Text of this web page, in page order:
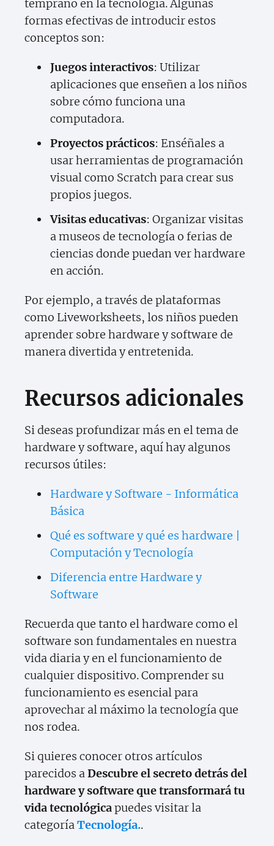
temprano en la tecnología. Algunas
formas efectivas de introducir estos
conceptos son:
Juegos interactivos: Utilizar
aplicaciones que enseñen a los niños
sobre cómo funciona una
computadora.
Proyectos prácticos: Enséñales a
usar herramientas de programación
visual como Scratch para crear sus
propios juegos.
Visitas educativas: Organizar visitas
a museos de tecnología o ferias de
ciencias donde puedan ver hardware
en acción.
Por ejemplo, a través de plataformas
como Liveworksheets, los niños pueden
aprender sobre hardware y software de
manera divertida y entretenida.
Recursos adicionales
Si deseas profundizar más en el tema de
hardware y software, aquí hay algunos
recursos útiles:
Hardware y Software - Informática
Básica
Qué es software y qué es hardware |
Computación y Tecnología
Diferencia entre Hardware y
Software
Recuerda que tanto el hardware como el
software son fundamentales en nuestra
vida diaria y en el funcionamiento de
cualquier dispositivo. Comprender su
funcionamiento es esencial para
aprovechar al máximo la tecnología que
nos rodea.
Si quieres conocer otros artículos
parecidos aDescubre el secreto detrás del
hardware y software que transformará tu
vida tecnológicapuedes visitar la
categoríaTecnología..